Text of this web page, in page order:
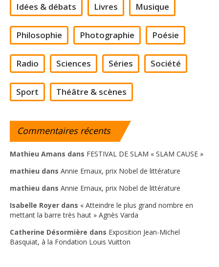
Idées & débats Livres Musique
Philosophie Photographie Poésie
Radio Sciences Séries Société
Sport Théâtre & scènes
Commentairesrécents
Mathieu Amans dans FESTIVAL DE SLAM « SLAM CAUSE »
mathieu dans Annie Ernaux, prix Nobel de littérature
mathieu dans Annie Ernaux, prix Nobel de littérature
Isabelle Royer dans « Atteindre le plus grand nombre en
mettant la barre très haut » Agnès Varda
Catherine Désormière dans Exposition Jean-Michel
Basquiat, à la Fondation Louis Vuitton